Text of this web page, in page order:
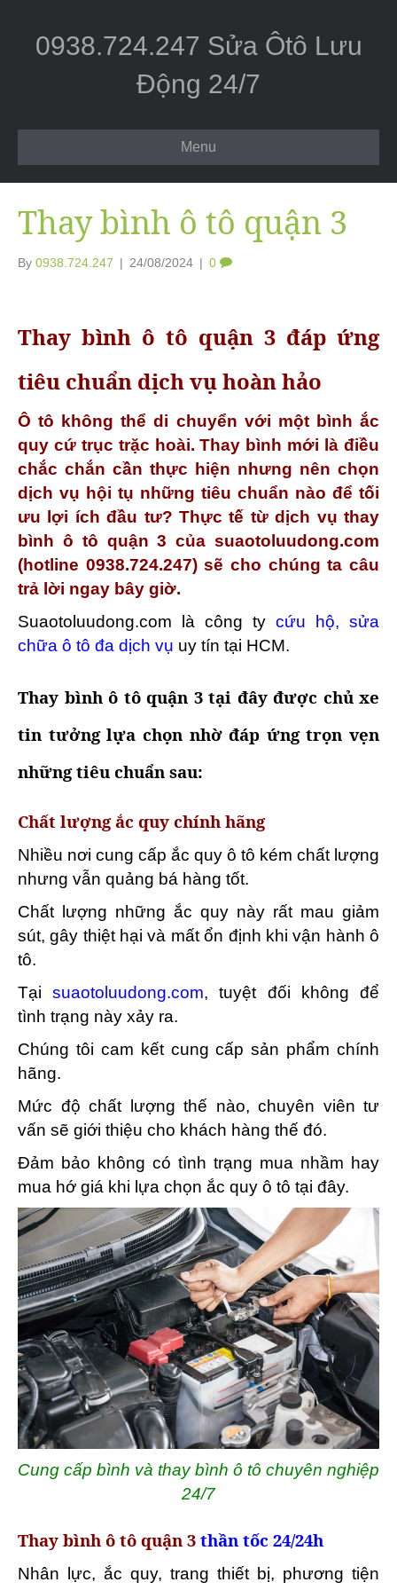
0938.724.247 Sửa Ôtô Lưu
Động 24/7
Menu
Thay bình ô tô quận 3
By 0938.724.247 | 24/08/2024 | 0
Thay bình ô tô quận 3 đáp ứng
tiêu chuẩn dịch vụ hoàn hảo
Ô tô không thể di chuyển với một bình ắc
quy cứ trục trặc hoài. Thay bình mới là điều
chắc chắn cần thực hiện nhưng nên chọn
dịch vụ hội tụ những tiêu chuẩn nào để tối
ưu lợi ích đầu tư? Thực tế từ dịch vụ thay
bình ô tô quận 3 của suaotoluudong.com
(hotline 0938.724.247) sẽ cho chúng ta câu
trả lời ngay bây giờ.
Suaotoluudong.com là công ty cứu hộ, sửa
chữa ô tô đa dịch vụ uy tín tại HCM.
Thay bình ô tô quận 3 tại đây được chủ xe
tin tưởng lựa chọn nhờ đáp ứng trọn vẹn
những tiêu chuẩn sau:
Chất lượng ắc quy chính hãng
Nhiều nơi cung cấp ắc quy ô tô kém chất lượng
nhưng vẫn quảng bá hàng tốt.
Chất lượng những ắc quy này rất mau giảm
sút, gây thiệt hại và mất ổn định khi vận hành ô
tô.
Tạisuaotoluudong.com, tuyệt đối không để
tình trạng này xảy ra.
Chúng tôi cam kết cung cấp sản phẩm chính
hãng.
Mức độ chất lượng thế nào, chuyên viên tư
vấn sẽ giới thiệu cho khách hàng thế đó.
Đảm bảo không có tình trạng mua nhầm hay
mua hớ giá khi lựa chọn ắc quy ô tô tại đây.
Cung cấp bình và thay bình ô tô chuyên nghiệp
24/7
Thay bình ô tô quận 3 thần tốc 24/24h
Nhân lực, ắc quy, trang thiết bị, phương tiện